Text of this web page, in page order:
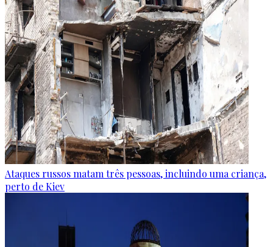
Ataques russos matam três pessoas, incluindo uma criança,
perto de Kiev